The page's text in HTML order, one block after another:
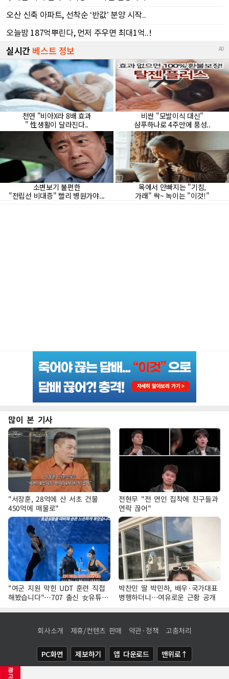
광
고
많이 본 기사
"서장훈, 28억에 산 서초 건물
450억에 매물로"
전현무 "전 연인 집착에 친구들과
연락 끊어"
"여군 지원 막힌 UDT 훈련 직접
해봤습니다"…707 출신 女유튜버
'완벽 소화'
박찬민 딸 박민하, 배우·국가대표
병행하더니…여유로운 근황 공개
회사소개 제휴/컨텐츠 판매 약관·정책 고충처리
PC화면 제보하기 앱 다운로드 맨위로↑